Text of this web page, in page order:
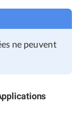
ne peuvent